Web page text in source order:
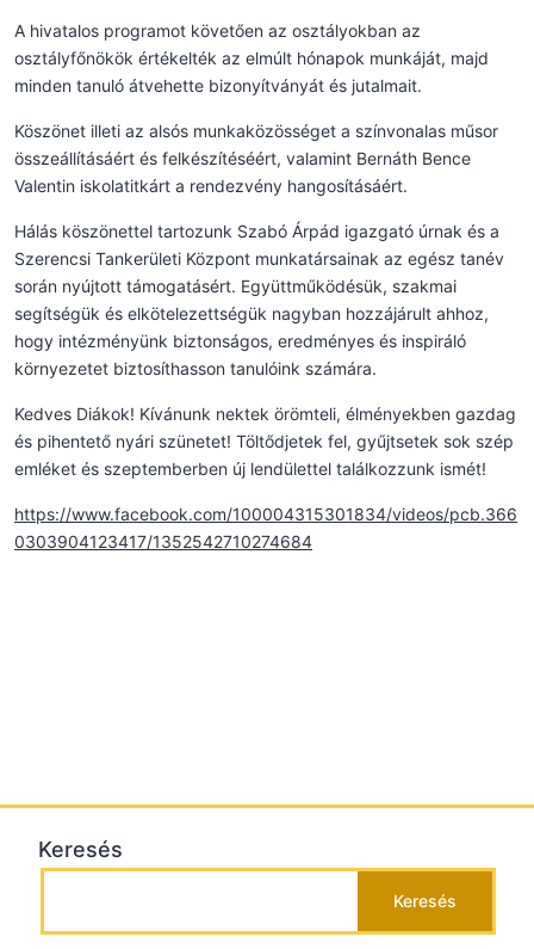
A hivatalos programot követően az osztályokban az
osztályfőnökök értékelték az elmúlt hónapok munkáját, majd
minden tanuló átvehette bizonyítványát és jutalmait.
Köszönet illeti az alsós munkaközösséget a színvonalas műsor
összeállításáért és felkészítéséért, valamint Bernáth Bence
Valentin iskolatitkárt a rendezvény hangosításáért.
Hálás köszönettel tartozunk Szabó Árpád igazgató úrnak és a
Szerencsi Tankerületi Központ munkatársainak az egész tanév
során nyújtott támogatásért. Együttműködésük, szakmai
segítségük és elkötelezettségük nagyban hozzájárult ahhoz,
hogy intézményünk biztonságos, eredményes és inspiráló
környezetet biztosíthasson tanulóink számára.
Kedves Diákok! Kívánunk nektek örömteli, élményekben gazdag
és pihentető nyári szünetet! Töltődjetek fel, gyűjtsetek sok szép
emléket és szeptemberben új lendülettel találkozzunk ismét!
https://www.facebook.com/100004315301834/videos/pcb.366
0303904123417/1352542710274684
Keresés
Keresés